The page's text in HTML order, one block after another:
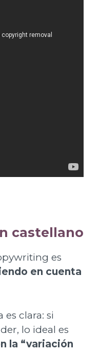
castellano
es
en cuenta
es clara: si
lo ideal es
la “variación